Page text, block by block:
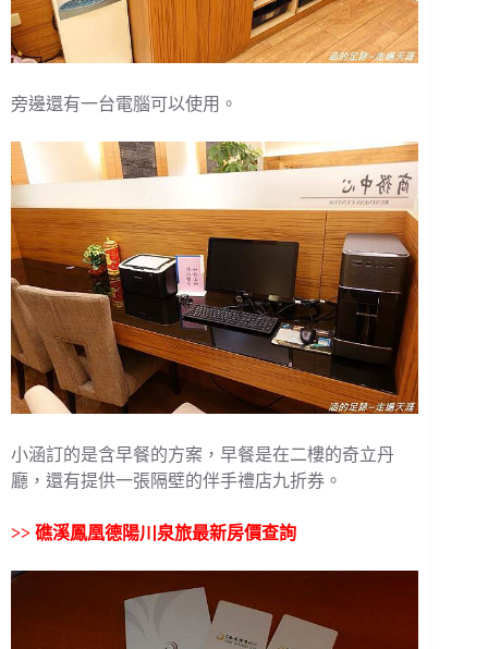
旁邊還有一台電腦可以使用。
小涵訂的是含早餐的方案，早餐是在二樓的奇立丹
廳，還有提供一張隔壁的伴手禮店九折券。
>> 礁溪鳳凰德陽川泉旅最新房價查詢